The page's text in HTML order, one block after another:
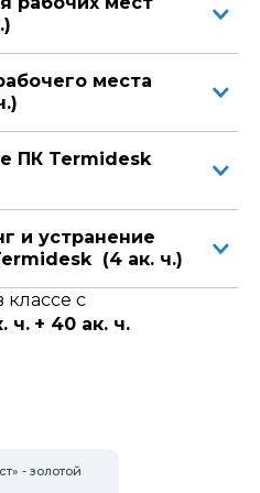
и эксплуатировать
Astra Linux и
пособие от Astra
курса у слушателей
обновляемому
Linux в их личном кабинете
чтобы открыть учебник!
активным курсам
в любом месте. Без
без пауз. Учеба – там, где
места
ПК Termidesk
и устранение
(4 ак. ч.)
классе с
ч. + 40 ак. ч.
отработки и
и консультаций со
- золотой